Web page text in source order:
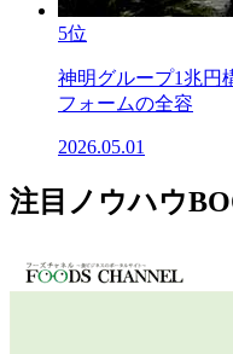
5位
神明グループ1兆円
フォームの全容
2026.05.01
注目ノウハウ